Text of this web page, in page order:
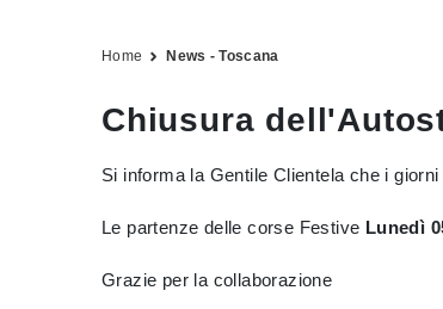
Home News - Toscana
Chiusura
Si informa la Gentile Clientela che i giorni
Le partenze delle corse Festive Lunedì
Grazie per la collaborazione